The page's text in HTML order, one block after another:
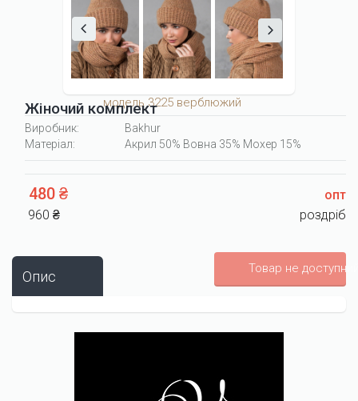
Жіночий комплектмодель 3225 верблюжий
Виробник:
Bakhur
Матеріал:
Акрил 50% Вовна 35% Мохер 15%
480 ₴
опт
960 ₴
роздріб
Товар не
Опис